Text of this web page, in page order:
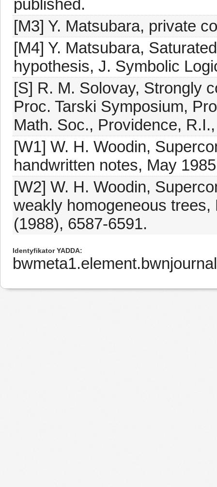
published.
[M3] Y. Matsubara, private
[M4] Y. Matsubara,
hypothesis, J. Symbolic
[S] R. M. Solovay, Strongly
Proc. Tarski Symposium,
Math. Soc., Providence,
[W1] W. H. Woodin,
handwritten notes, May
[W2] W. H. Woodin,
weakly homogeneous
(1988), 6587-6591.
Identyfikator YADDA